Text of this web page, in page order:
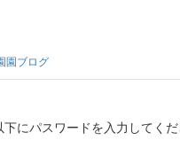
園ブログ
にパスワードを入力してく